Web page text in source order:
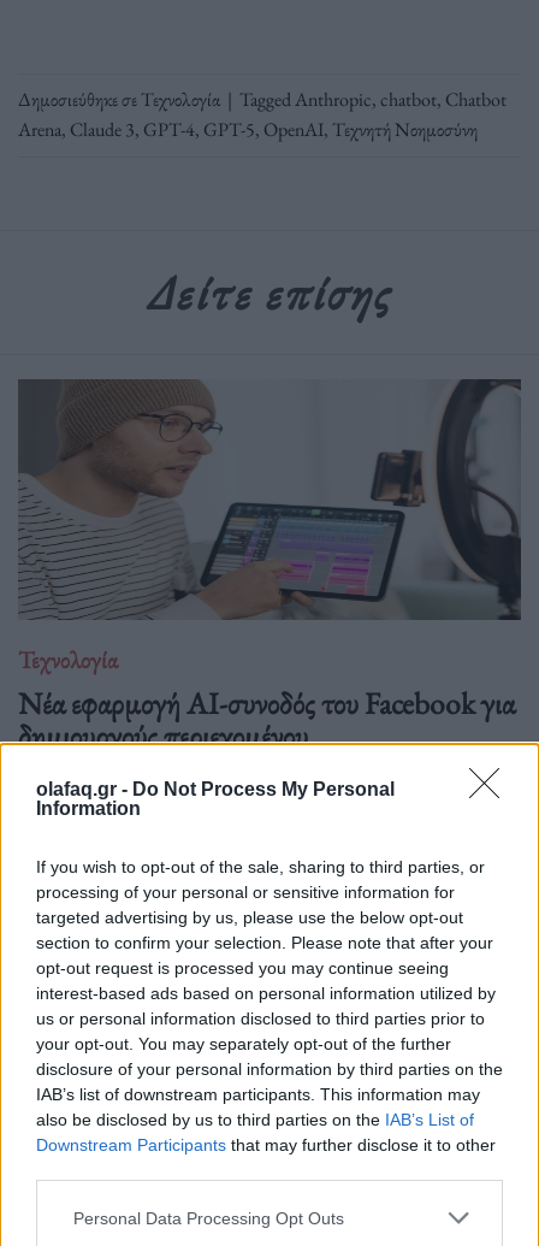
olafaq.gr - Do Not Process My Personal
Information
If you wish to opt-out of the sale, sharing to third parties, or
processing of your personal or sensitive information for
targeted advertising by us, please use the below opt-out
section to confirm your selection. Please note that after your
opt-out request is processed you may continue seeing
interest-based ads based on personal information utilized by
us or personal information disclosed to third parties prior to
your opt-out. You may separately opt-out of the further
disclosure of your personal information by third parties on the
IAB’s list of downstream participants. This information may
also be disclosed by us to third parties on the IAB’s List of
Downstream Participants that may further disclose it to other
Personal Data Processing Opt Outs
Δημοσιεύθηκε σεΤεχνολογία | TaggedAnthropic,chatbot, Chatbot
Arena, Claude 3, GPT-4, GPT-5, OpenAI, Τεχνητή Νοημοσύνη
Δείτε επίσης
Τεχνολογία
Νέα εφαρμογή AI-συνοδός του Facebook για
δημιουργούς περιεχομένου
06.07.26
εφαρμογή με AI βοηθό: εξατομικευμένες.
Τεχνολογία